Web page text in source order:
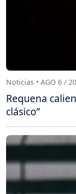
Noticias • AGO 6 /
Requena
clásico”